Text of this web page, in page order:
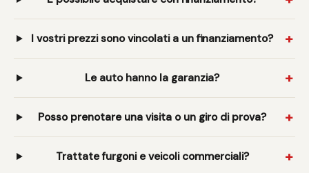
I vostri prezzi sono vincolati a un finanziamento?
Le auto hanno la garanzia?
Posso prenotare una visita o un giro di prova?
Trattate furgoni e veicoli commerciali?